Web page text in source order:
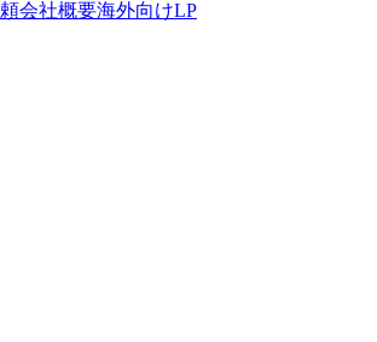
会社概要海外向けLP